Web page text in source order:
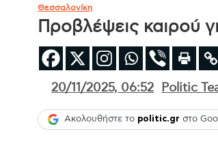
Θεσσαλονίκη
Προβλέψεις καιρού
20/11/2025, 06:52 Politic
Ακολουθήστε το politic.gr στο